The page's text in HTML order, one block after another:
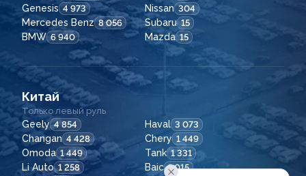
Genesis 4 973 Nissan 304
Mercedes Benz 8 056 Subaru 15
BMW 6 940 Mazda 15
Китай
Только левый руль
Geely 4 854 Haval 3 073
Changan 4 428 Chery 1 449
Omoda 1 449 Tank 1 331
Li Auto 1 258 Baic 1 015